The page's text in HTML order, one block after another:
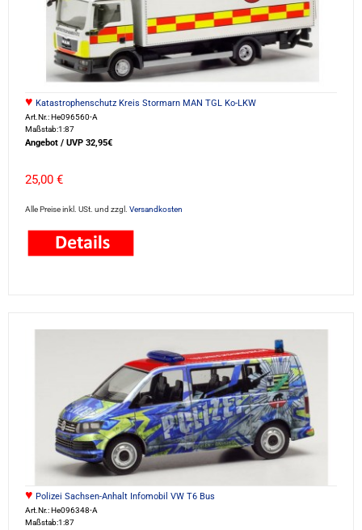
♥ Katastrophenschutz Kreis Stormarn MAN TGL Ko-LKW
Art.Nr.: He096560-A
Maßstab:1:87
Angebot / UVP 32,95€
25,00 €
Alle Preise inkl. USt. und zzgl. Versandkosten
♥ Polizei Sachsen-Anhalt Infomobil VW T6 Bus
Art.Nr.: He096348-A
Maßstab:1:87